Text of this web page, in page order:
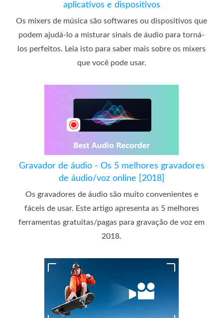
aplicativos e dispositivos
Os mixers de música são softwares ou dispositivos que
podem ajudá-lo a misturar sinais de áudio para torná-
los perfeitos. Leia isto para saber mais sobre os mixers
que você pode usar.
Gravador de áudio - Os 5 melhores gravadores
de áudio/voz online [2018]
Os gravadores de áudio são muito convenientes e
fáceis de usar. Este artigo apresenta as 5 melhores
ferramentas gratuitas/pagas para gravação de voz em
2018.